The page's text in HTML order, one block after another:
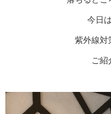
今日
紫外線対
ご紹